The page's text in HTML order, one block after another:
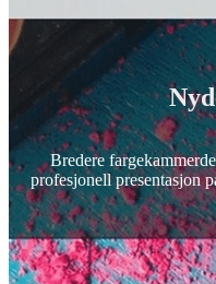
Bredere
profesjonell presentasjon